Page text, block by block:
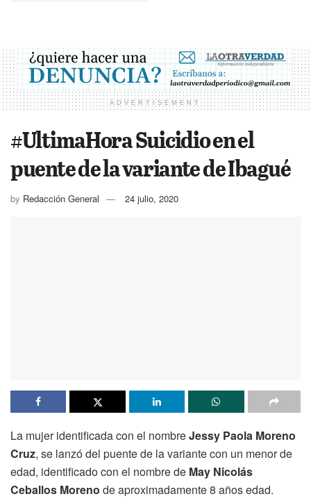
ADVERTISEMENT
#UltimaHora Suicidio en el
puente de la variante de Ibagué
by Redacción General 24 julio, 2020
La mujer identificada con el nombreJessy Paola Moreno
Cruz, se lanzó del puente de la variante con un menor de
edad, identificado con el nombre de May Nicolás
Ceballos Moreno de aproximadamente 8 años edad.